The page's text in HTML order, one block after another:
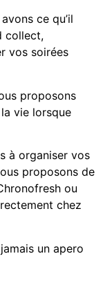
ce qu’il
collect,
vos soirées
proposons
vie lorsque
à organiser vos
proposons de
ou
chez
un apero